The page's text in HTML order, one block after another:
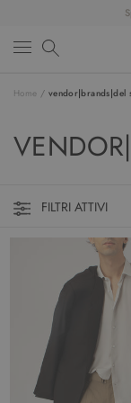
NUOVI ARRIVI
ABBIGLIAMENTO
OUTFIT
Home / vendor|brands|del
FILTRI ATTIVI